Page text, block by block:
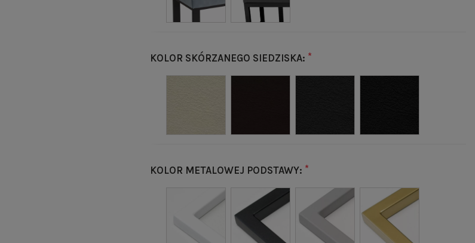
KOLOR SKÓRZANEGO SIEDZISKA: *
KOLOR METALOWEJ PODSTAWY: *